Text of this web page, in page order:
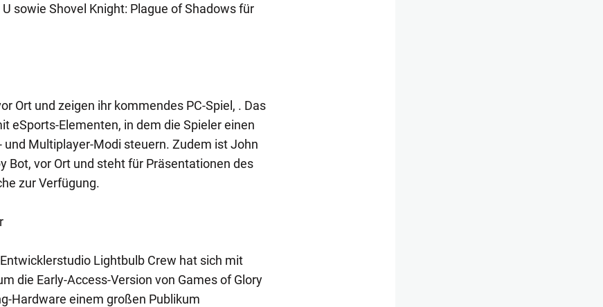
sowie Shovel Knight: Plague of Shadows für
Ort und zeigen ihr kommendes PC-Spiel, . Das
eSports-Elementen, in dem die Spieler einen
und Multiplayer-Modi steuern. Zudem ist John
Bot, vor Ort und steht für Präsentationen des
zur Verfügung.
Lightbulb Crew hat sich mit
die Early-Access-Version von Games of Glory
Hardware einem großen Publikum